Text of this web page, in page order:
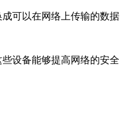
可以在网络上传输的数据
设备能够提高网络的安全